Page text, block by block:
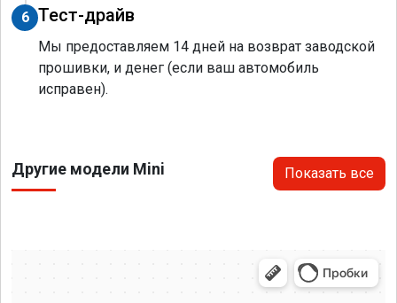
6 Тест-драйв
Мы предоставляем 14 дней на возврат заводской
прошивки, и денег (если ваш автомобиль
исправен).
Другие модели Mini Показать все